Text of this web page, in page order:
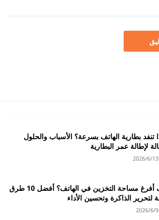
تنفد بطارية الهاتف بسرعة؟ الأسباب والحلول
لإطالة عمر البطارية
2026/6/13
كيف أفرغ مساحة التخزين في الهاتف؟ أفضل 10 طرق
لتحرير الذاكرة وتحسين الأداء
2026/6/9